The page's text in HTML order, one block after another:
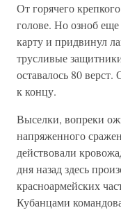
От горячего
голове. Но озноб
карту и придвинул
трусливые
оставалось 80
к концу.
Выселки, вопреки
напряженного
действовали
дня назад здесь
красноармейских
Кубанцами